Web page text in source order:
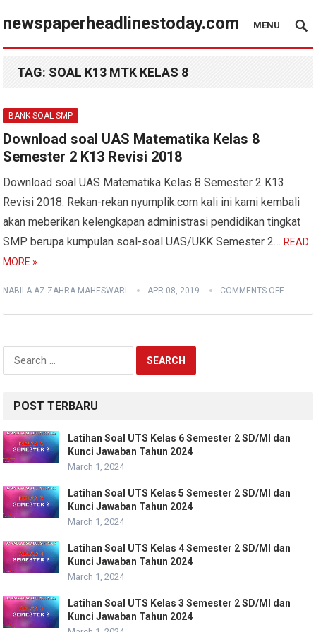
newspaperheadlinestoday.com MENU
TAG: SOAL K13 MTK KELAS 8
BANK SOAL SMP
Download soal UAS Matematika Kelas 8
Semester 2 K13 Revisi 2018
Download soal UAS Matematika Kelas 8 Semester 2 K13
Revisi 2018. Rekan-rekan nyumplik.com kali ini kami kembali
akan meberikan kelengkapan administrasi pendidikan tingkat
SMP berupa kumpulan soal-soal UAS/UKK Semester 2…READ
MORE »
NABILA AZ-ZAHRA MAHESWARI APR 08, 2019 COMMENTS OFF
Search
for:
POST TERBARU
Latihan Soal UTS Kelas 6 Semester 2 SD/MI dan
Kunci Jawaban Tahun 2024
March 1, 2024
Latihan Soal UTS Kelas 5 Semester 2 SD/MI dan
Kunci Jawaban Tahun 2024
March 1, 2024
Latihan Soal UTS Kelas 4 Semester 2 SD/MI dan
Kunci Jawaban Tahun 2024
March 1, 2024
Latihan Soal UTS Kelas 3 Semester 2 SD/MI dan
Kunci Jawaban Tahun 2024